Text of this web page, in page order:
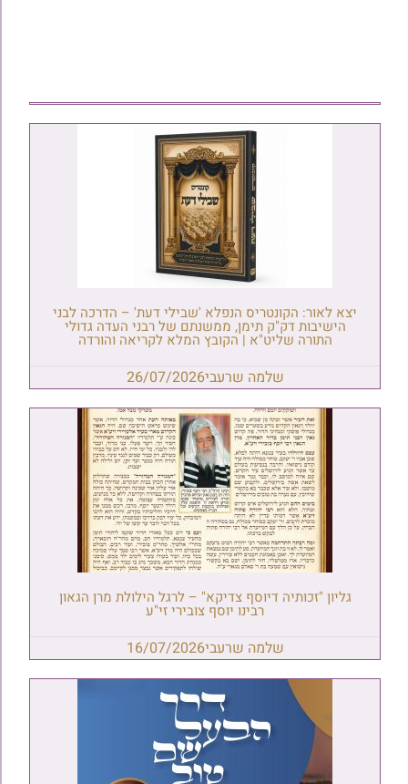
יצא לאור: הקונטריס הנפלא 'שבילי דעת' – הדרכה לבני
הישיבות דק"ק תימן, ממשנתם של רבני העדה גדולי
התורה שליט"א | הקובץ המלא לקריאה והורדה
שלמה שרעבי26/07/2026
גליון "זכותיה דיוסף צדיקא" – לרגל הילולת מרן הגאון
רבינו יוסף צובירי זי"ע
שלמה שרעבי16/07/2026